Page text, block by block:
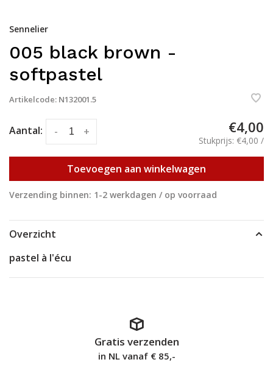
Sennelier
005 black brown -
softpastel
Artikelcode: N132001.5
Aantal: +
- €4,00
Stukprijs: €4,00 /
Toevoegen aan winkelwagen
Verzending binnen: 1-2 werkdagen / op voorraad
Overzicht
pastel à l'écu
Gratis verzenden
in NL vanaf € 85,-